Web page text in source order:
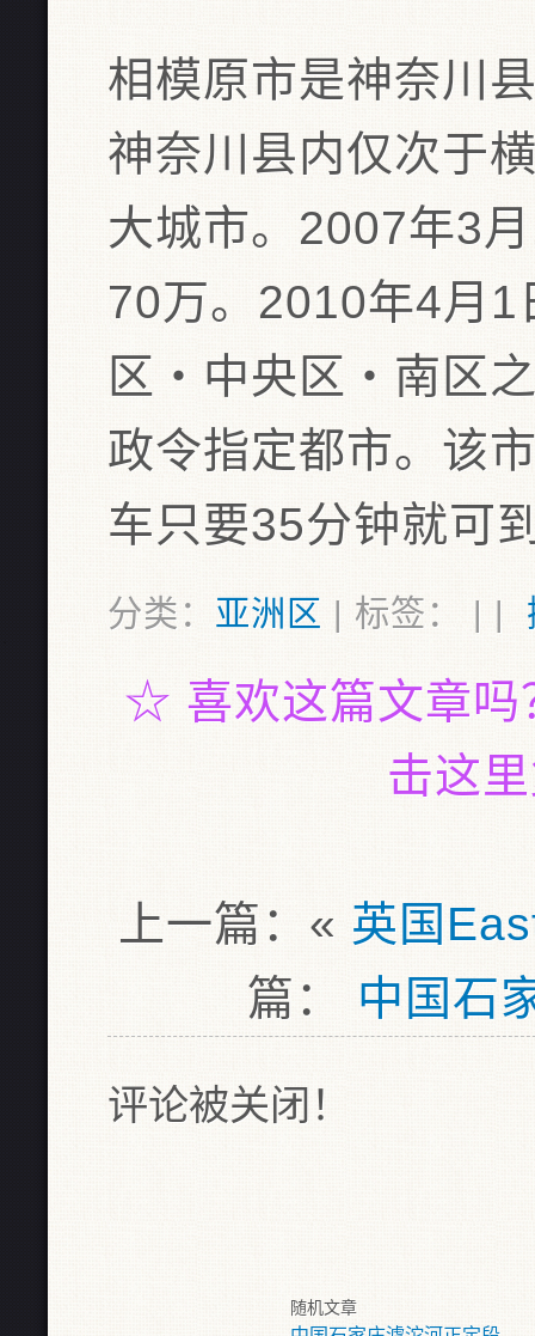
相模原市是神奈川
神奈川县内仅次于
大城市。2007年3
70万。2010年4月1
区・中央区・南区
政令指定都市。该
车只要35分钟就可
分类： 亚洲区 | 标签： | |
☆ 喜欢这篇文章
击这
上一篇：« 英国
篇： 中国石
评论被关闭！
随机文章